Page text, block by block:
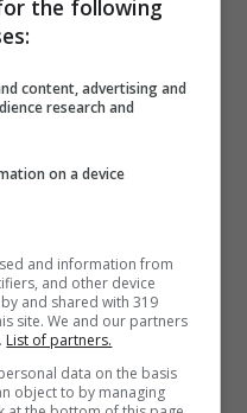
the following
content, advertising and
research and
on a device
and information from
and other device
and shared with 319
site. We and our partners
List of partners.
data on the basis
object to by managing